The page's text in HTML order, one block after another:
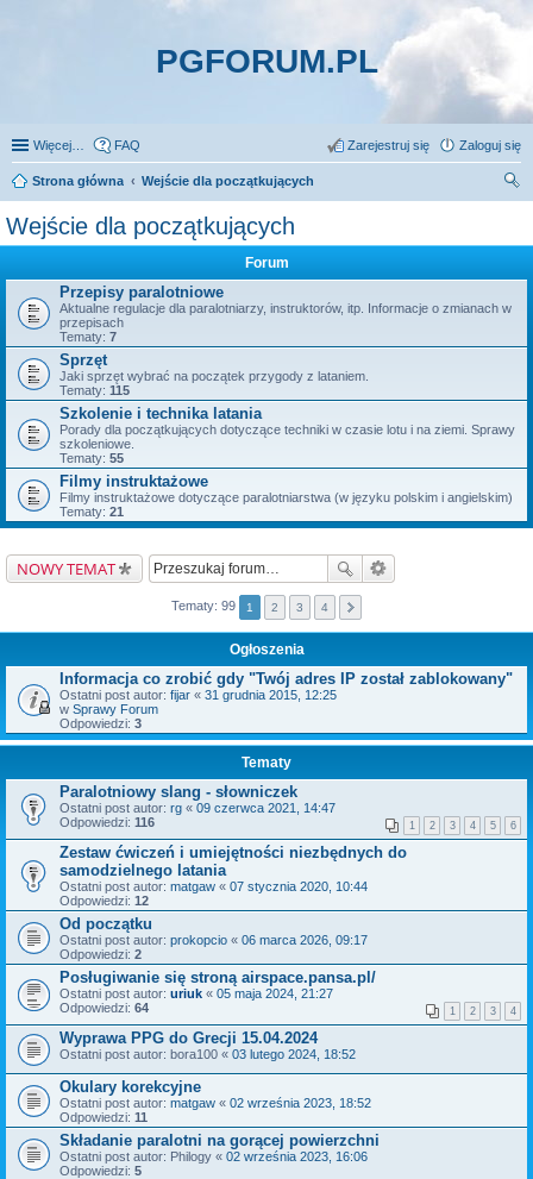
PGFORUM.PL
Więcej… FAQ Zaloguj się
Zarejestruj się
Strona główna
Wejście dla początkujących
Wejście dla początkujących
Forum
Przepisy paralotniowe
Aktualne regulacje dla paralotniarzy, instruktorów, itp. Informacje o zmianach w
przepisach
Tematy: 7
Sprzęt
Jaki sprzęt wybrać na początek przygody z lataniem.
Tematy: 115
Szkolenie i technika latania
Porady dla początkujących dotyczące techniki w czasie lotu i na ziemi. Sprawy
szkoleniowe.
Tematy: 55
Filmy instruktażowe
Filmy instruktażowe dotyczące paralotniarstwa (w języku polskim i angielskim)
Tematy: 21
NOWY TEMAT
Tematy: 99 1 2 3 4
Ogłoszenia
Informacja co zrobić gdy "Twój adres IP został zablokowany"
Ostatni post autor: fijar « 31 grudnia 2015, 12:25
w Sprawy Forum
Odpowiedzi: 3
Tematy
Paralotniowy slang - słowniczek
Ostatni post autor: rg « 09 czerwca 2021, 14:47
Odpowiedzi: 116 1 2 3 4 5 6
Zestaw ćwiczeń i umiejętności niezbędnych do
samodzielnego latania
Ostatni post autor: matgaw « 07 stycznia 2020, 10:44
Odpowiedzi: 12
Od początku
Ostatni post autor: prokopcio « 06 marca 2026, 09:17
Odpowiedzi: 2
Posługiwanie się stroną airspace.pansa.pl/
Ostatni post autor: uriuk « 05 maja 2024, 21:27
Odpowiedzi: 64 1 2 3 4
Wyprawa PPG do Grecji 15.04.2024
Ostatni post autor: bora100 « 03 lutego 2024, 18:52
Okulary korekcyjne
Ostatni post autor: matgaw « 02 września 2023, 18:52
Odpowiedzi: 11
Składanie paralotni na gorącej powierzchni
Ostatni post autor: Philogy « 02 września 2023, 16:06
Odpowiedzi: 5